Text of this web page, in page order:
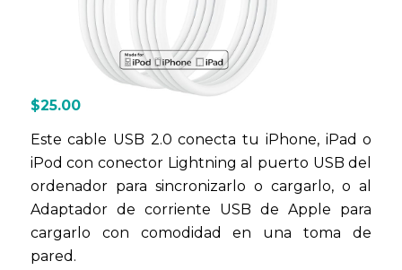
$25.00
Este cable USB 2.0 conecta tu iPhone, iPad o
iPod con conector Lightning al puerto USB del
ordenador para sincronizarlo o cargarlo, o al
Adaptador de corriente USB de Apple para
cargarlo con comodidad en una toma de
pared.